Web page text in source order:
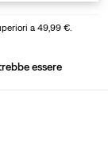
a 49,99 €.
essere